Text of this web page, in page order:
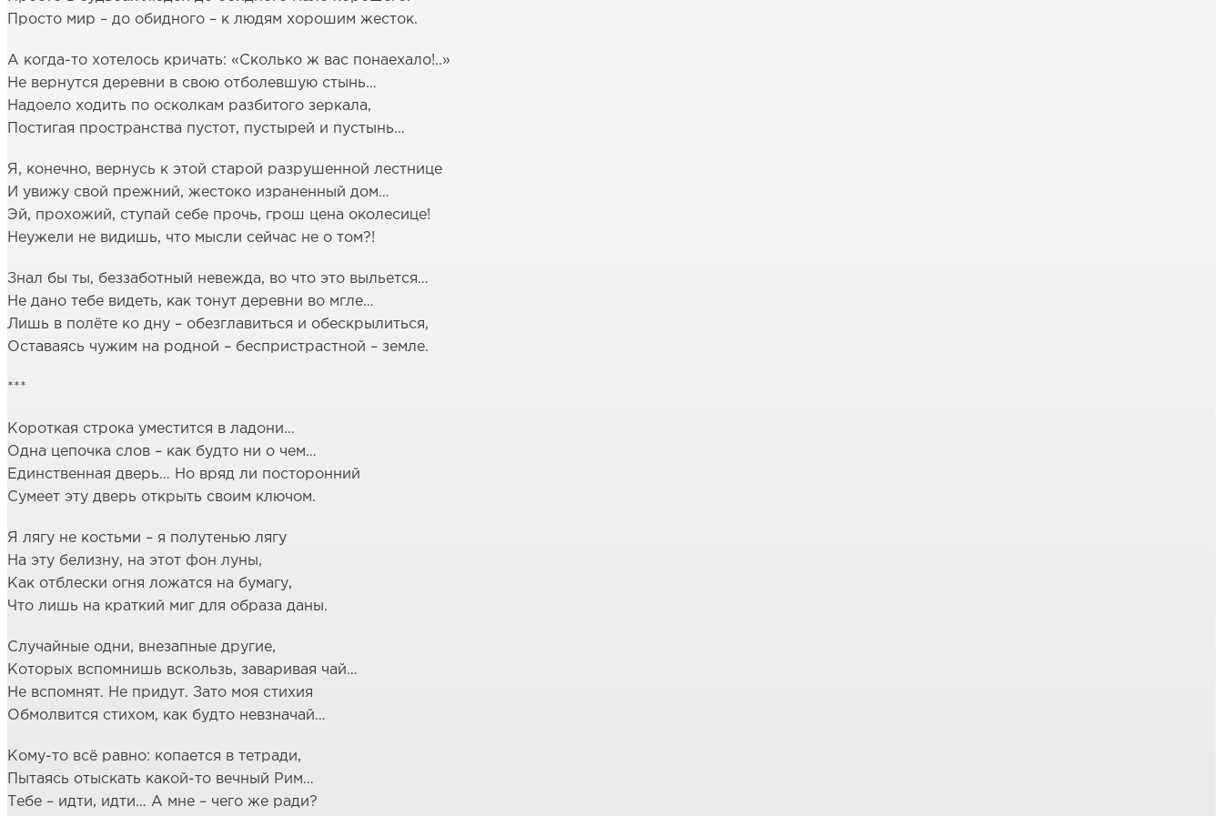
Просто мир – до обидного – к людям хорошим жесток.
А когда-то хотелось кричать: «Сколько ж вас понаехало!..»
Не вернутся деревни в свою отболевшую стынь…
Надоело ходить по осколкам разбитого зеркала,
Постигая пространства пустот, пустырей и пустынь…
Я, конечно, вернусь к этой старой разрушенной лестнице
И увижу свой прежний, жестоко израненный дом…
Эй, прохожий, ступай себе прочь, грош цена околесице!
Неужели не видишь, что мысли сейчас не о том?!
Знал бы ты, беззаботный невежда, во что это выльется…
Не дано тебе видеть, как тонут деревни во мгле…
Лишь в полёте ко дну – обезглавиться и обескрылиться,
Оставаясь чужим на родной – беспристрастной – земле.
***
Короткая строка уместится в ладони…
Одна цепочка слов – как будто ни о чем…
Единственная дверь… Но вряд ли посторонний
Сумеет эту дверь открыть своим ключом.
Я лягу не костьми – я полутенью лягу
На эту белизну, на этот фон луны,
Как отблески огня ложатся на бумагу,
Что лишь на краткий миг для образа даны.
Случайные одни, внезапные другие,
Которых вспомнишь вскользь, заваривая чай…
Не вспомнят. Не придут. Зато моя стихия
Обмолвится стихом, как будто невзначай…
Кому-то всё равно: копается в тетради,
Пытаясь отыскать какой-то вечный Рим…
Тебе – идти, идти… А мне – чего же ради?